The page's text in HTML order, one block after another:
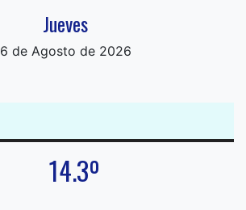
Jueves
6 de Agosto de 2026
14.3º